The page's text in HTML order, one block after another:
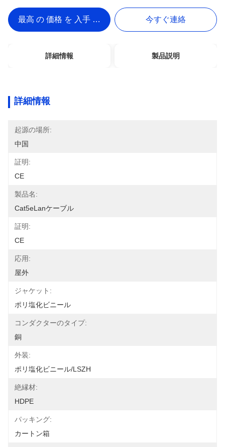
最高 の 価格 を 入手 する 今すぐ連絡
詳細情報 製品説明
詳細情報
起源の場所:
中国
証明:
CE
製品名:
Cat5eLanケーブル
証明:
CE
応用:
屋外
ジャケット:
ポリ塩化ビニール
コンダクターのタイプ:
銅
外装:
ポリ塩化ビニール/LSZH
絶縁材:
HDPE
パッキング:
カートン箱